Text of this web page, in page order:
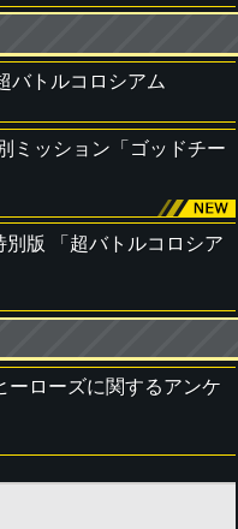
バトルコロシアム
ミッション「ゴッドチー
版 「超バトルコロシア
ーローズに関するアンケ